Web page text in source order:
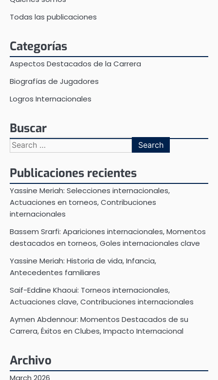
Todas las publicaciones
Categorías
Aspectos Destacados de la Carrera
Biografías de Jugadores
Logros Internacionales
Buscar
Search
for:
Publicaciones recientes
Yassine Meriah: Selecciones internacionales,
Actuaciones en torneos, Contribuciones
internacionales
Bassem Srarfi: Apariciones internacionales, Momentos
destacados en torneos, Goles internacionales clave
Yassine Meriah: Historia de vida, Infancia,
Antecedentes familiares
Saif-Eddine Khaoui: Torneos internacionales,
Actuaciones clave, Contribuciones internacionales
Aymen Abdennour: Momentos Destacados de su
Carrera, Éxitos en Clubes, Impacto Internacional
Archivo
March 2026